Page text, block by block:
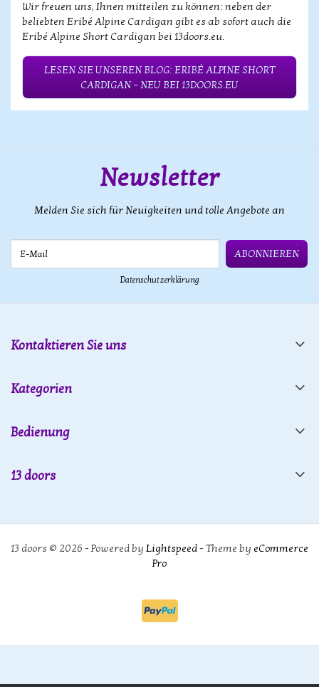
Wir freuen uns, Ihnen mitteilen zu können: neben der
beliebten Eribé Alpine Cardigan gibt es ab sofort auch die
Eribé Alpine Short Cardigan bei 13doors.eu.
LESEN SIE UNSEREN BLOG: ERIBÉ ALPINE SHORT
CARDIGAN – NEU BEI 13DOORS.EU
Newsletter
Melden Sie sich für Neuigkeiten und tolle Angebote an
ABONNIEREN
Datenschutzerklärung
Kontaktieren Sie uns
Kategorien
Bedienung
13 doors
13 doors © 2026 - Powered by Lightspeed- Theme by eCommerce
Pro